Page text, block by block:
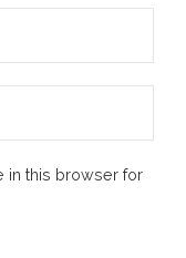
in this browser for